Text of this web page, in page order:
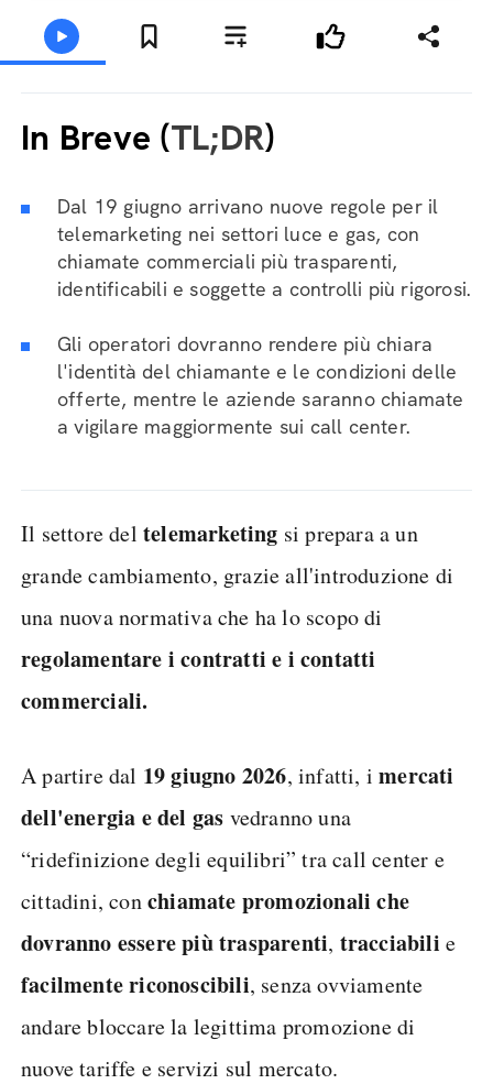
In Breve (TL;DR)
Dal 19 giugno arrivano nuove regole per il
telemarketing nei settori luce e gas, con
chiamate commerciali più trasparenti,
identificabili e soggette a controlli più rigorosi.
Gli operatori dovranno rendere più chiara
l'identità del chiamante e le condizioni delle
offerte, mentre le aziende saranno chiamate
a vigilare maggiormente sui call center.
Il settore del telemarketing si prepara a un
grande cambiamento, grazie all'introduzione di
una nuova normativa che ha lo scopo di
regolamentare i contratti e i contatti
commerciali.
A partire dal 19 giugno 2026, infatti, imercati
dell'energia e del gas vedranno una
“ridefinizione degli equilibri” tra call center e
cittadini, conchiamate promozionali che
dovranno essere più trasparenti, tracciabilie
facilmente riconoscibili, senza ovviamente
andare bloccare la legittima promozione di
nuove tariffe e servizi sul mercato.